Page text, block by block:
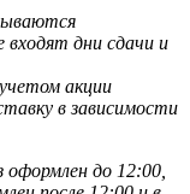
входят дни сдачи и
акции
в зависимости
до 12:00,